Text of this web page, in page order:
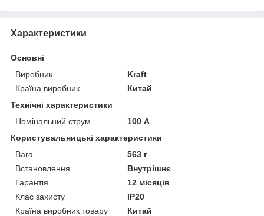
Характеристики
Основні
Виробник
Kraft
Країна виробник
Китай
Технічні характеристики
Номінальний струм
100 А
Користувальницькі характеристики
Вага
563 г
Встановлення
Внутрішнє
Гарантія
12 місяців
Клас захисту
IP20
Країна виробник товару
Китай